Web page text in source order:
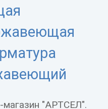
"АРТСЕЛ".